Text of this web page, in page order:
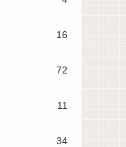
16
72
11
34